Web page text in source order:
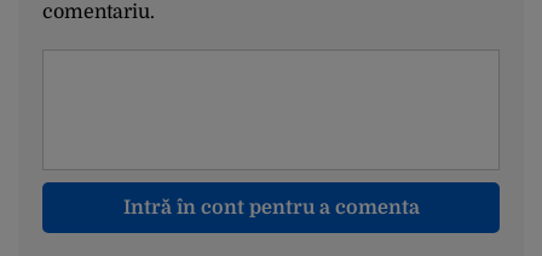
comentariu.
Intră în cont pentru a comenta